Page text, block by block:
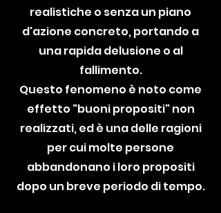
realistiche o senza un piano
d'azione concreto, portando a
una rapida delusione o al
fallimento.
Questo fenomeno è noto come
effetto "buoni propositi" non
realizzati, ed è una delle ragioni
per cui molte persone
abbandonano i loro propositi
dopo un breve periodo di tempo.